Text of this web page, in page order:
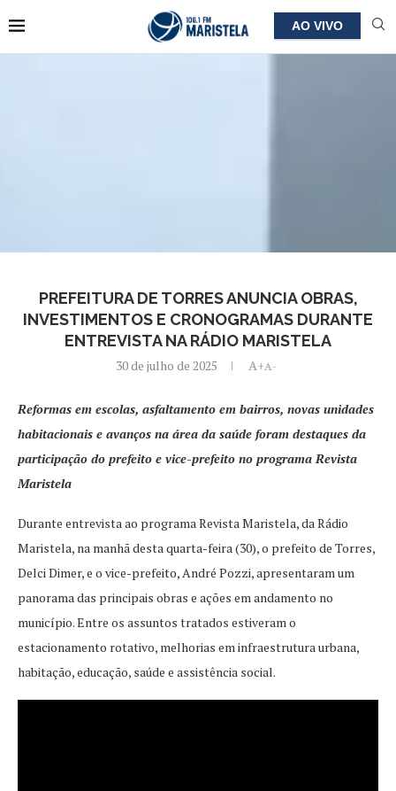
AO VIVO
PREFEITURA DE TORRES ANUNCIA OBRAS,
INVESTIMENTOS E CRONOGRAMAS DURANTE
ENTREVISTA NA RÁDIO MARISTELA
30 de julho de 2025 A+A-
Reformas em escolas, asfaltamento em bairros, novas unidades
habitacionais e avanços na área da saúde foram destaques da
participação do prefeito e vice-prefeito no programa Revista
Maristela
Durante entrevista ao programa Revista Maristela, da Rádio
Maristela, na manhã desta quarta-feira (30), o prefeito de Torres,
Delci Dimer, e o vice-prefeito, André Pozzi, apresentaram um
panorama das principais obras e ações em andamento no
município. Entre os assuntos tratados estiveram o
estacionamento rotativo, melhorias em infraestrutura urbana,
habitação, educação, saúde e assistência social.